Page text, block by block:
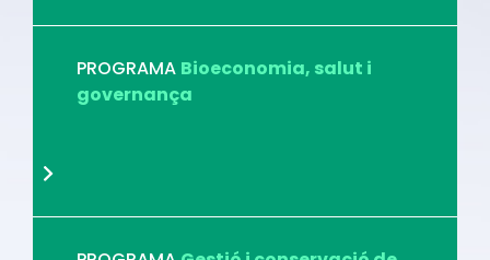
PROGRAMA Bioeconomia, salut i
governança